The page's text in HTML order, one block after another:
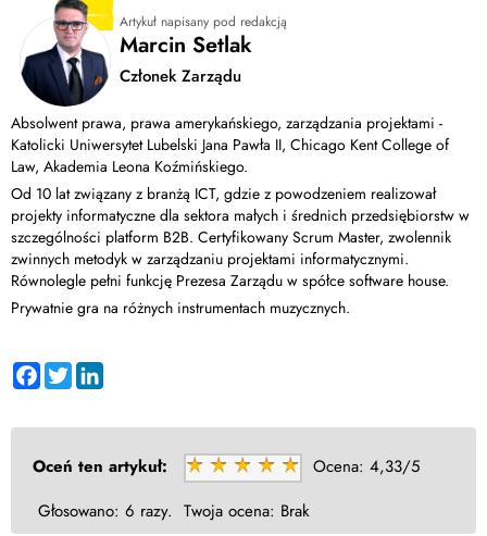
Artykuł napisany pod redakcją
Marcin Setlak
Członek Zarządu
Absolwent prawa, prawa amerykańskiego, zarządzania projektami -
Katolicki Uniwersytet Lubelski Jana Pawła II, Chicago Kent College of
Law, Akademia Leona Koźmińskiego.
Od 10 lat związany z branżą ICT, gdzie z powodzeniem realizował
projekty informatyczne dla sektora małych i średnich przedsiębiorstw w
szczególności platform B2B. Certyfikowany Scrum Master, zwolennik
zwinnych metodyk w zarządzaniu projektami informatycznymi.
Równolegle pełni funkcję Prezesa Zarządu w spółce software house.
Prywatnie gra na różnych instrumentach muzycznych.
Facebook
Twitter
Oceń ten artykuł: Ocena: 4,33/5
Głosowano: 6 razy. Twoja ocena: Brak